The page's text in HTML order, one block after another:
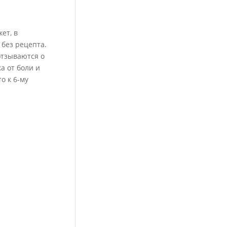
в
рецепта.
о
от боли и
к 6-му